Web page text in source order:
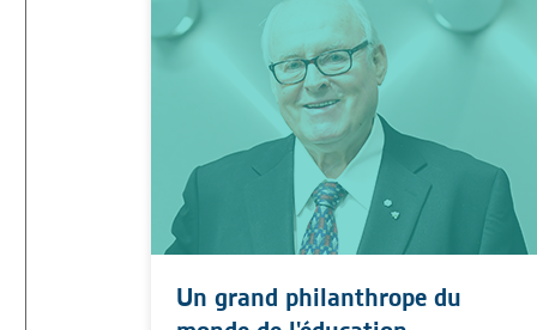
Un grand philanthrope du